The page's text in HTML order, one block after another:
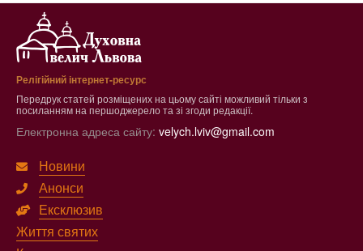
Релігійний інтернет-ресурс
Передрук статей розміщених на цьому сайті можливий тільки з
посиланням на першоджерело та зі згоди редакції.
Електронна адреса сайту: velych.lviv@gmail.com
Новини
Анонси
Ексклюзив
Життя святих